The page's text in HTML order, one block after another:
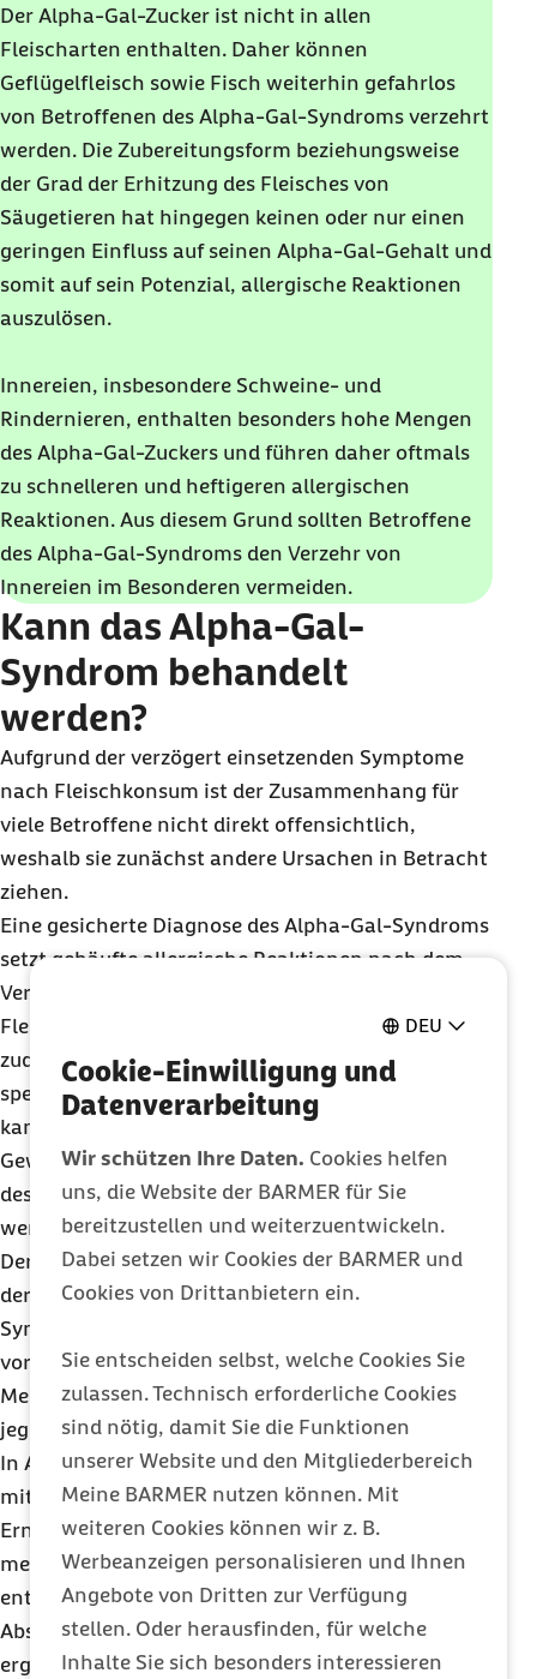
DEU
Cookie-Einwilligung und
Datenverarbeitung
Wir schützen Ihre Daten. Cookies helfen
uns, die Website der BARMER für Sie
bereitzustellen und weiterzuentwickeln.
Dabei setzen wir Cookies der BARMER und
Cookies von Drittanbietern ein.
Sie entscheiden selbst, welche Cookies Sie
zulassen. Technisch erforderliche Cookies
sind nötig, damit Sie die Funktionen
unserer Website und den Mitgliederbereich
Meine BARMER nutzen können. Mit
weiteren Cookies können wir z. B.
Werbeanzeigen personalisieren und Ihnen
Angebote von Dritten zur Verfügung
stellen. Oder herausfinden, für welche
Inhalte Sie sich besonders interessieren
Der Alpha-Gal-Zucker ist nicht in allen
Fleischarten enthalten. Daher können
Geflügelfleisch sowie Fisch weiterhin gefahrlos
von Betroffenen des Alpha-Gal-Syndroms verzehrt
werden. Die Zubereitungsform beziehungsweise
der Grad der Erhitzung des Fleisches von
Säugetieren hat hingegen keinen oder nur einen
geringen Einfluss auf seinen Alpha-Gal-Gehalt und
somit auf sein Potenzial, allergische Reaktionen
auszulösen.
Innereien, insbesondere Schweine- und
Rindernieren, enthalten besonders hohe Mengen
des Alpha-Gal-Zuckers und führen daher oftmals
zu schnelleren und heftigeren allergischen
Reaktionen. Aus diesem Grund sollten Betroffene
des Alpha-Gal-Syndroms den Verzehr von
Innereien im Besonderen vermeiden.
Kann das Alpha-Gal-
Syndrom behandelt
werden?
Aufgrund der verzögert einsetzenden Symptome
nach Fleischkonsum ist der Zusammenhang für
viele Betroffene nicht direkt offensichtlich,
weshalb sie zunächst andere Ursachen in Betracht
ziehen.
Eine gesicherte Diagnose des Alpha-Gal-Syndroms
setzt gehäufte allergische Reaktionen nach dem
Verzehr Alpha-Gal-haltiger Nahrungsmittel wie
Fleisch oder gegebenenfalls Milchprodukte und
zudem einen positiven Bluttest auf Alpha-Gal-
spezifischesIgEvoraus. Alternativ zum Bluttest
kann auch ein intradermaler Allergietest
Gewissheit verschaffen, bei dem geringe Mengen
des allergenen Alpha-Gals unter die Haut gespritzt
werden.
Der Verzicht auf entsprechende Fleischprodukte ist
der einzige Weg für Betroffene des Alpha-Gal-
Syndroms, um allergischen Reaktionen dauerhaft
vorzubeugen. Eine Minderheit der betroffenen
Menschen sollte zusätzlich auf Milchprodukte
jeglicher Art sowie auf Gelatine verzichten.
In Ausnahmefällen, beispielsweise bei Personen
mit verbleibenden Symptomen trotz
Ernährungsumstellung, kann eine beigeordnete
medikamentöse Therapie mit Antihistaminika oder
entzündungshemmenden Arzneimitteln zur
Abschwächung der allergischen Reaktion
ergänzend eingesetzt werden.